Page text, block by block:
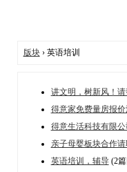
版块› 英语培训
讲文明，树新风！请
得意家免费量房报
得意生活科技有限
亲子母婴板块合作
英语培训，辅导(2篇